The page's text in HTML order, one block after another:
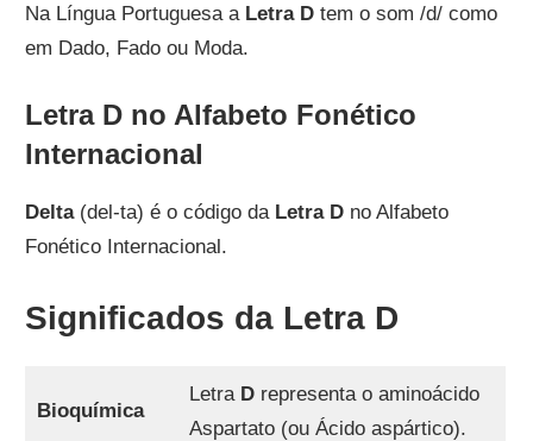
Na Língua Portuguesa a Letra D tem o som /d/ como
em Dado, Fado ou Moda.
Letra D no Alfabeto Fonético
Internacional
Delta(del-ta) é o código da Letra D no Alfabeto
Fonético Internacional.
Significados da Letra D
Bioquímica
Letra Drepresenta o aminoácido
Aspartato (ou Ácido aspártico).